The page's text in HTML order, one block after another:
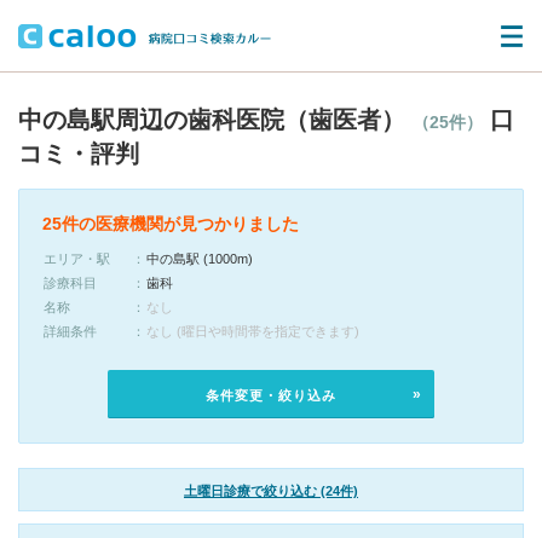
中の島駅周辺の歯科医院（歯医者） （25件）
口
コミ・評判
25件の医療機関が見つかりました
エリア・駅
中の島駅 (1000m)
診療科目
歯科
名称
なし
詳細条件
なし (曜日や時間帯を指定できます)
条件変更・絞り込み
土曜日診療で絞り込む (24件)